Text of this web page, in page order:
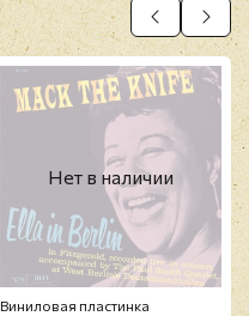
Нет в наличии
Виниловая пластинка